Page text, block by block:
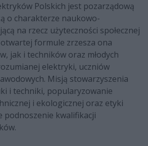
Polskich jest pozarządową
o charakterze naukowo-
na rzecz użyteczności społecznej
formule zrzesza ona
jak i techników oraz młodych
elektryki, uczniów
Misją stowarzyszenia
i techniki, popularyzowanie
i ekologicznej oraz etyki
podnoszenie kwalifikacji